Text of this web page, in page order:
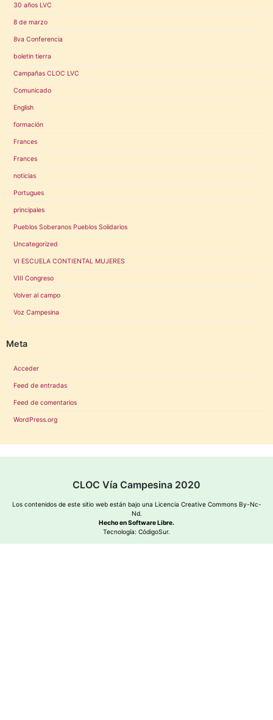
30 años LVC
8 de marzo
8va Conferencia
boletin tierra
Campañas CLOC LVC
Comunicado
English
formación
Frances
Frances
noticias
Portugues
principales
Pueblos Soberanos Pueblos Solidarios
Uncategorized
VI ESCUELA CONTIENTAL MUJERES
VIII Congreso
Volver al campo
Voz Campesina
Meta
Acceder
Feed de entradas
Feed de comentarios
WordPress.org
CLOC Vía Campesina 2020
Los contenidos de este sitio web están bajo una Licencia Creative Commons By-Nc-
Nd.
Hecho en Software Libre.
Tecnología: CódigoSur.